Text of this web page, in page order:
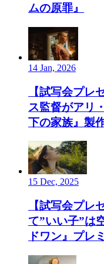
ムの原罪』
14 Jan, 2026
【試写会プレ
ス監督がアリ
下の家族』製
15 Dec, 2025
【試写会プレ
て”いい子”は
ドワン』プレ